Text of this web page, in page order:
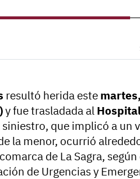
resultó herida este
y fue trasladada al
que implicó a un
la menor, ocurrió
de La Sagra,
de Urgencias y